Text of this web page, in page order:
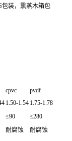
装， 熏蒸木箱包
cpvc
1.50-1.54
pvdf
1.75-1.78
≤90
≤280
耐腐蚀 耐腐蚀